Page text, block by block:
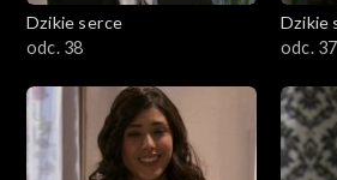
Dzikie serce
odc. 38
Dzikie
odc. 37